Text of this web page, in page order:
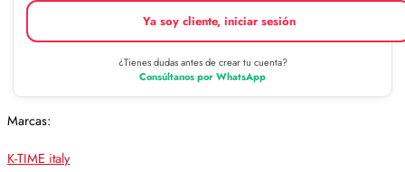
Ya soy cliente, iniciar sesión
¿Tienes dudas antes de crear tu cuenta?
Consúltanos por WhatsApp
Marcas:
K-TIME italy